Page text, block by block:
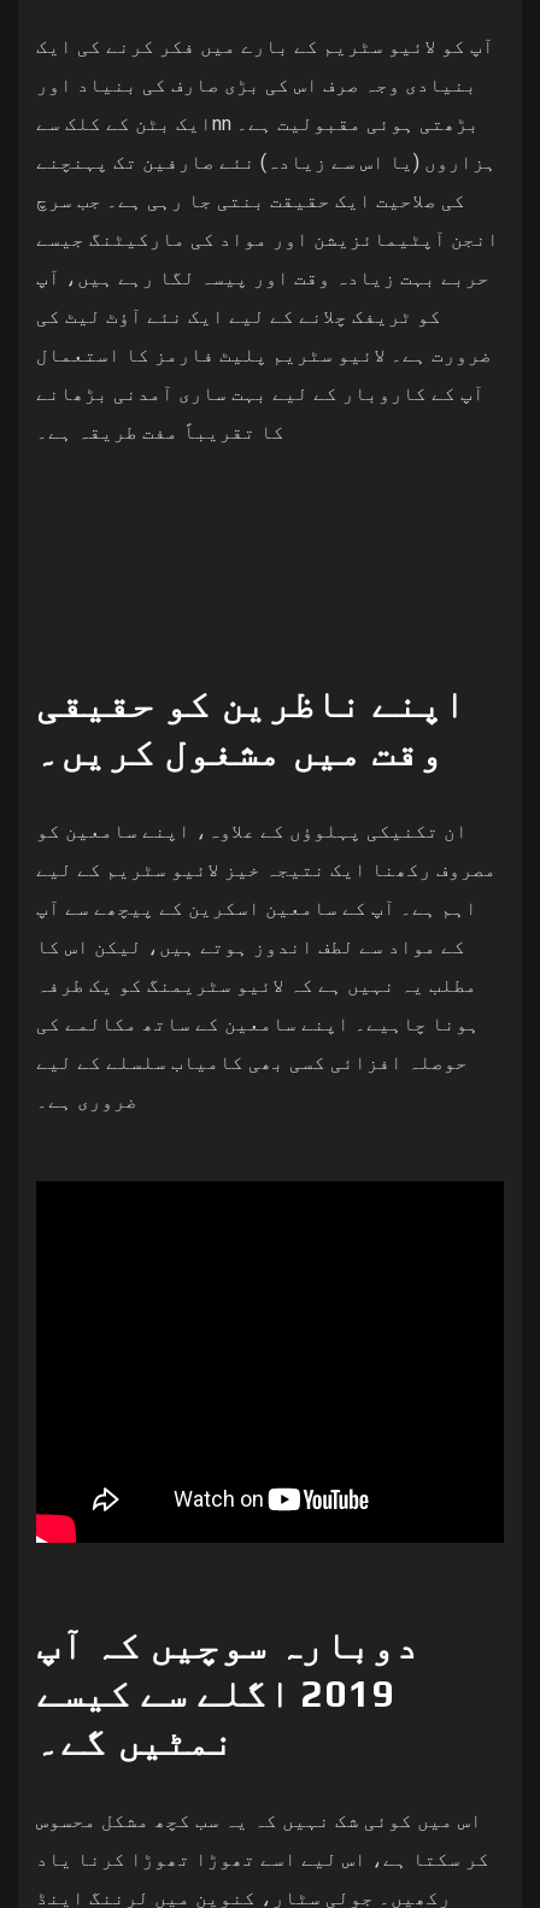
آپ کو لائیو سٹریم کے بارے میں فکر کرنے کی ایک
بنیادی وجہ صرف اس کی بڑی صارف کی بنیاد اور
بڑھتی ہوئی مقبولیت ہے۔ nnایک بٹن کے کلک سے
ہزاروں (یا اس سے زیادہ) نئے صارفین تک پہنچنے
کی صلاحیت ایک حقیقت بنتی جا رہی ہے۔ جب سرچ
انجن آپٹیمائزیشن اور مواد کی مارکیٹنگ جیسے
حربے بہت زیادہ وقت اور پیسہ لگا رہے ہیں، آپ
کو ٹریفک چلانے کے لیے ایک نئے آؤٹ لیٹ کی
ضرورت ہے۔ لائیو سٹریم پلیٹ فارمز کا استعمال
آپ کے کاروبار کے لیے بہت ساری آمدنی بڑھانے
کا تقریباً مفت طریقہ ہے۔
اپنے ناظرین کو حقیقی
وقت میں مشغول کریں۔
ان تکنیکی پہلوؤں کے علاوہ، اپنے سامعین کو
مصروف رکھنا ایک نتیجہ خیز لائیو سٹریم کے لیے
اہم ہے۔ آپ کے سامعین اسکرین کے پیچھے سے آپ
کے مواد سے لطف اندوز ہوتے ہیں، لیکن اس کا
مطلب یہ نہیں ہے کہ لائیو سٹریمنگ کو یک طرفہ
ہونا چاہیے۔ اپنے سامعین کے ساتھ مکالمے کی
حوصلہ افزائی کسی بھی کامیاب سلسلے کے لیے
ضروری ہے۔
دوبارہ سوچیں کہ آپ
2019 اگلے سے کیسے
نمٹیں گے۔
اس میں کوئی شک نہیں کہ یہ سب کچھ مشکل محسوس
کر سکتا ہے، اس لیے اسے تھوڑا تھوڑا کرنا یاد
رکھیں۔ جولی سٹار، کنوین میں لرننگ اینڈ